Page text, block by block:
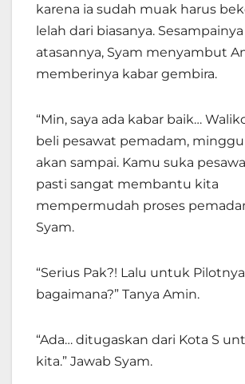
karena ia sudah muak harus
lelah dari biasanya.
atasannya, Syam menyambut
memberinya kabar gembira.
“Min, saya ada kabar baik…
beli pesawat pemadam,
akan sampai. Kamu suka
pasti sangat membantu kita
mempermudah proses
Syam.
“Serius Pak?! Lalu untuk Pilotnya
bagaimana?” Tanya Amin.
“Ada… ditugaskan dari Kota S
kita.” Jawab Syam.